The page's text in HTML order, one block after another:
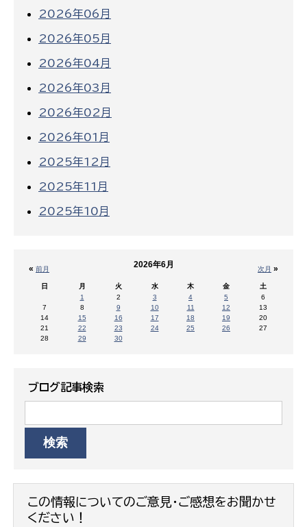
2026年06月
2026年05月
2026年04月
2026年03月
2026年02月
2026年01月
2025年12月
2025年11月
2025年10月
« 前月 次月 »
2026年6月
日 月 火 水 木 金
土
1
2 3 4 5
6
7
8 9 10 11 12
13
14
15 16 17 18 19
20
21
22 23 24 25 26
27
28
29 30
ブログ記事検索
この情報についてのご意見・ご感想をお聞かせ
ください！